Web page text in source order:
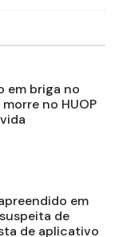
em briga no
no HUOP
em
de
de aplicativo